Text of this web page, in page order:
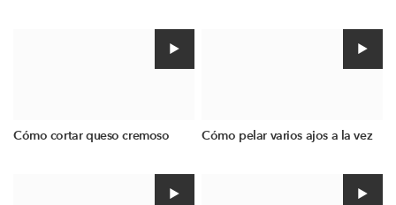
Cómo cortar queso cremoso Cómo pelar varios ajos a la vez